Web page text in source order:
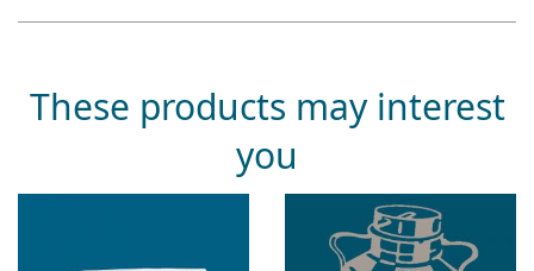
These products may interest
you